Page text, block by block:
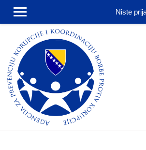
Idi na glavni sadržaj
Niste